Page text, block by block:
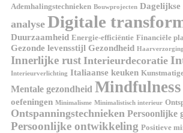
Ademhalingstechnieken Bouwprojecten Dagelijkse
analyse Digitale
Duurzaamheid Energie-efficiëntie Financiële
Gezonde levensstijl Gezondheid Haarverzorging
Innerlijke rust Interieurdecoratie
Interieurverlichting Italiaanse keuken
Mentale gezondheid Mindfulness
oefeningen Minimalisme Minimalistisch interieur
Ontspanningstechnieken Persoonlijke
Persoonlijke ontwikkeling Positieve